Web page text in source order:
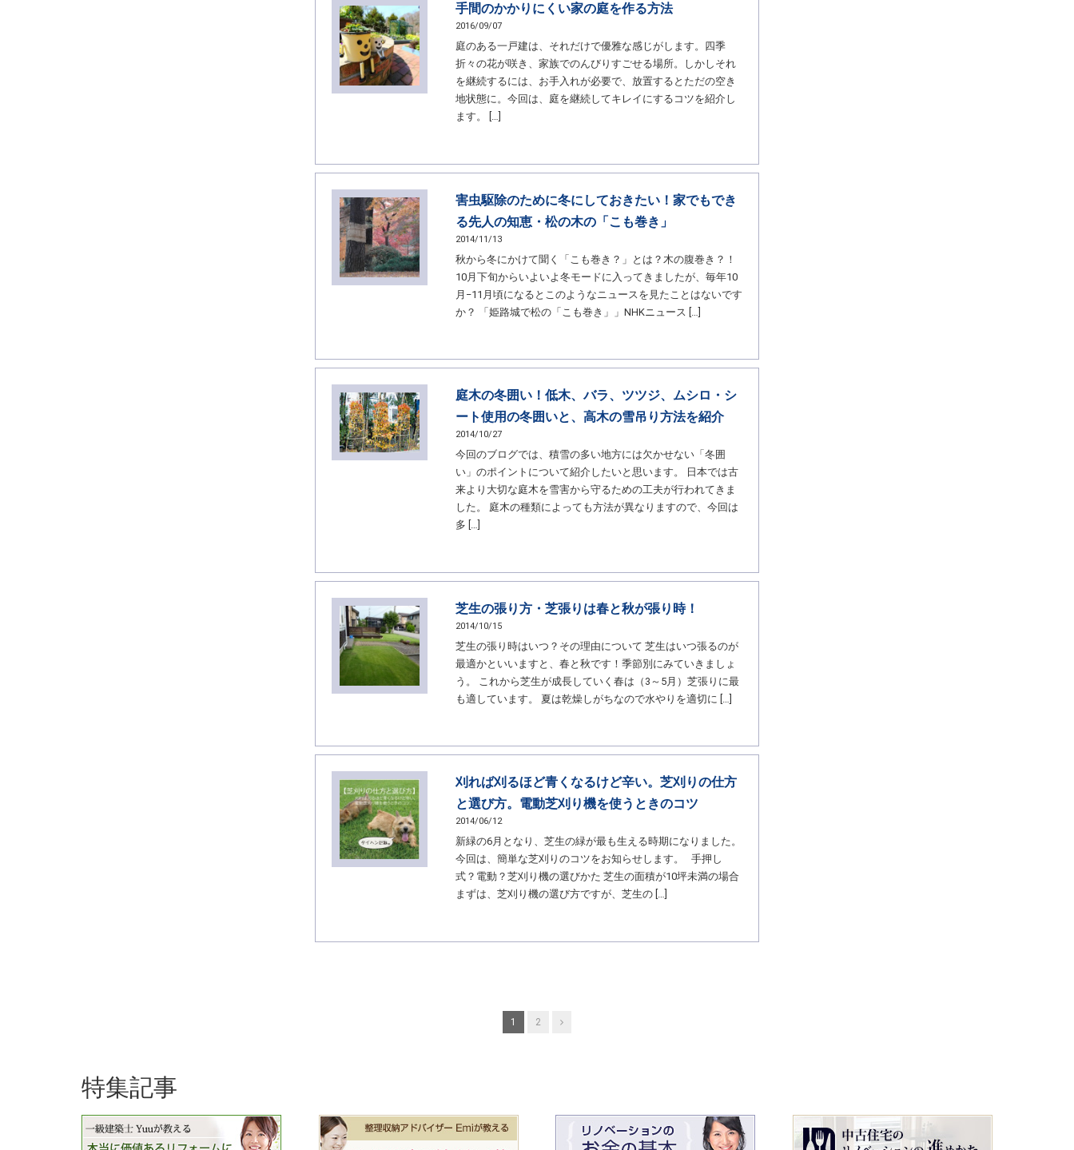
手間のかかりにくい家の庭を作る方法
2016/09/07
庭のある一戸建は、それだけで優雅な感じがします。四季
折々の花が咲き、家族でのんびりすごせる場所。しかしそれ
を継続するには、お手入れが必要で、放置するとただの空き
地状態に。今回は、庭を継続してキレイにするコツを紹介し
ます。 […]
害虫駆除のために冬にしておきたい！家でもでき
る先人の知恵・松の木の「こも巻き」
2014/11/13
秋から冬にかけて聞く「こも巻き？」とは？木の腹巻き？！
10月下旬からいよいよ冬モードに入ってきましたが、毎年10
月−11月頃になるとこのようなニュースを見たことはないです
か？ 「姫路城で松の「こも巻き」」NHKニュース […]
庭木の冬囲い！低木、バラ、ツツジ、ムシロ・シ
ート使用の冬囲いと、高木の雪吊り方法を紹介
2014/10/27
今回のブログでは、積雪の多い地方には欠かせない「冬囲
い」のポイントについて紹介したいと思います。 日本では古
来より大切な庭木を雪害から守るための工夫が行われてきま
した。 庭木の種類によっても方法が異なりますので、今回は
多 […]
芝生の張り方・芝張りは春と秋が張り時！
2014/10/15
芝生の張り時はいつ？その理由について 芝生はいつ張るのが
最適かといいますと、春と秋です！季節別にみていきましょ
う。 これから芝生が成長していく春は（3～5月）芝張りに最
も適しています。 夏は乾燥しがちなので水やりを適切に […]
刈れば刈るほど青くなるけど辛い。芝刈りの仕方
と選び方。電動芝刈り機を使うときのコツ
2014/06/12
新緑の6月となり、芝生の緑が最も生える時期になりました。
今回は、簡単な芝刈りのコツをお知らせします。 手押し
式？電動？芝刈り機の選びかた 芝生の面積が10坪未満の場合
まずは、芝刈り機の選び方ですが、芝生の […]
ペ
ー
1 2 Next
特集記事